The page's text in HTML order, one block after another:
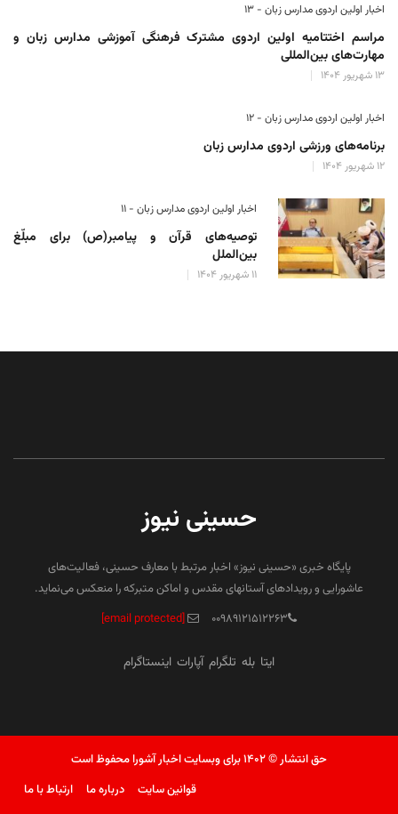
اخبار اولین اردوی مدارس زبان - ۱۳
مراسم اختتامیه اولین اردوی مشترک فرهنگی آموزشی مدارس زبان و
مهارت‌های بین‌المللی
۱۳ شهریور ۱۴۰۴
اخبار اولین اردوی مدارس زبان - ۱۲
برنامه‌های ورزشی اردوی مدارس زبان
۱۲ شهریور ۱۴۰۴
اخبار اولین اردوی مدارس زبان - ۱۱
توصیه‌های قرآن و پیامبر(ص) برای مبلّغ
بین‌الملل
۱۱ شهریور ۱۴۰۴
حسینی نیوز
پایگاه خبری «حسینی نیوز» اخبار مرتبط با معارف حسینی، فعالیت‌های
عاشورایی و رویدادهای آستانهای مقدس و اماکن متبرکه را منعکس می‌نماید.
۰۰۹۸۹۱۲۱۵۱۲۲۶۳
[email protected]
ایتا بله تلگرام آپارات اینستاگرام
حق انتشار © ۱۴۰۲ برای وبسایت اخبار آشورا محفوظ است
قوانین سایت
درباره ما ارتباط با ما